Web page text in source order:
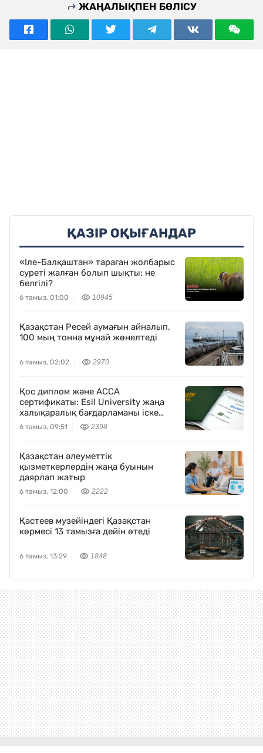
ЖАҢАЛЫҚПЕН БӨЛІСУ
ҚАЗІР ОҚЫҒАНДАР
«Іле-Балқаштан» тараған жолбарыс
суреті жалған болып шықты: не
белгілі?
6 тамыз, 01:00 10945
Қазақстан Ресей аумағын айналып,
100 мың тонна мұнай жөнелтеді
6 тамыз, 02:02 2970
Қос диплом және ACCA
сертификаты: Esil University жаңа
халықаралық бағдарламаны іске
қосты
6 тамыз, 09:51 2398
Қазақстан әлеуметтік
қызметкерлердің жаңа буынын
даярлап жатыр
6 тамыз, 12:00 2222
Қастеев музейіндегі Қазақстан
көрмесі 13 тамызға дейін өтеді
6 тамыз, 13:29 1848